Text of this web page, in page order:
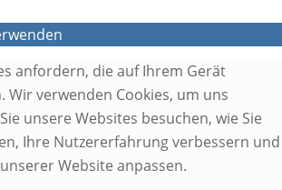
anfordern, die auf Ihrem Gerät
Wir verwenden Cookies, um uns
unsere Websites besuchen, wie Sie
Ihre Nutzererfahrung verbessern und
Website anpassen.